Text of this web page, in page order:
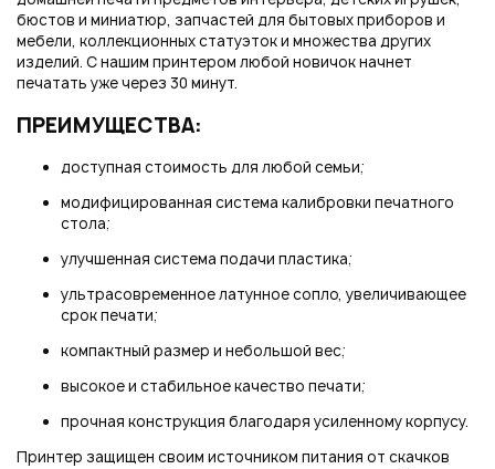
бюстов и миниатюр, запчастей для бытовых приборов и
мебели, коллекционных статуэток и множества других
изделий. С нашим принтером любой новичок начнет
печатать уже через 30 минут.
ПРЕИМУЩЕСТВА:
доступная стоимость для любой семьи;
модифицированная система калибровки печатного
стола;
улучшенная система подачи пластика;
ультрасовременное латунное сопло, увеличивающее
срок печати;
компактный размер и небольшой вес;
высокое и стабильное качество печати;
прочная конструкция благодаря усиленному корпусу.
Принтер защищен своим источником питания от скачков